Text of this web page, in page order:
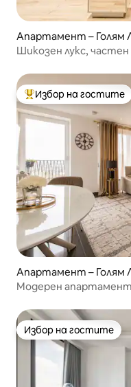
Апартамент – Голям
Шикозен лукс,
Най-популярен избор
Избор на гостите
Апартамент – Голям
Модерен апартамент
Избор на гостите
Избор на гостите